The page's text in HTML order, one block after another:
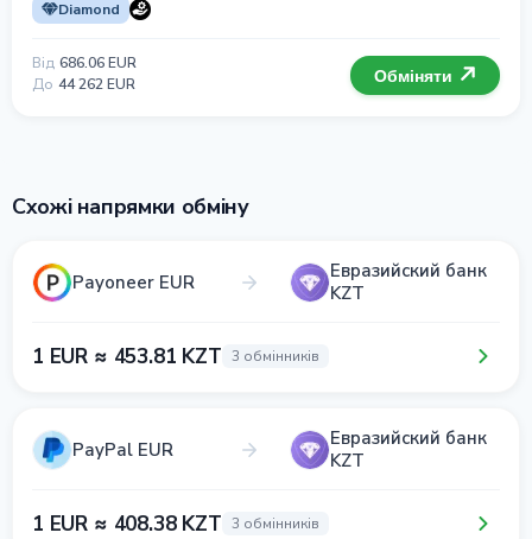
Diamond
Від 686.06 EUR
До 44 262 EUR Обміняти
Схожі напрямки обміну
Payoneer EUR
Евразийский банк
KZT
1 EUR ≈ 453.81 KZT 3 обмінників
PayPal EUR
Евразийский банк
KZT
1 EUR ≈ 408.38 KZT 3 обмінників